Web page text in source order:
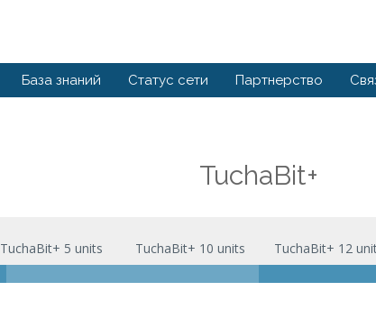
База знаний Статус сети Партнерство
TuchaBit+
TuchaBit+ 5 units TuchaBit+ 10 units TuchaBit+ 12